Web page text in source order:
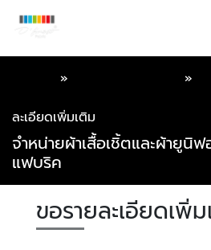
» »
ละเอียดเพิ่มเติม
จำหน่ายผ้าเสื้อเชิ้ตและผ้ายูนิ
แฟบริค
ขอรายละเอียดเพิ่